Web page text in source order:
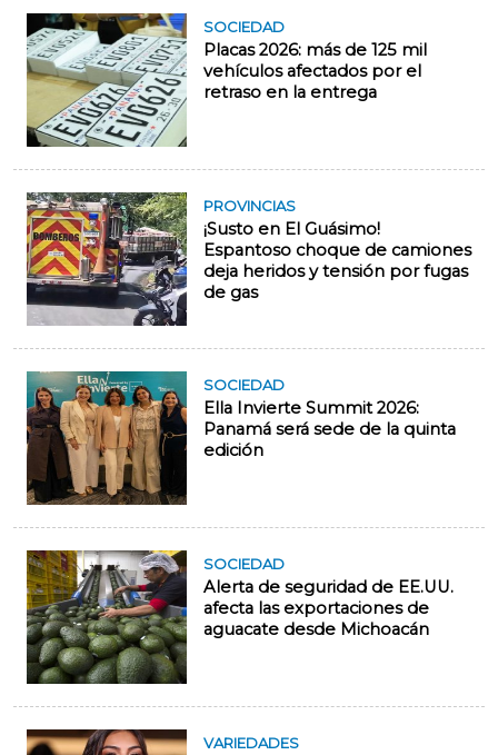
SOCIEDAD
Placas 2026: más de 125 mil
vehículos afectados por el
retraso en la entrega
PROVINCIAS
¡Susto en El Guásimo!
Espantoso choque de camiones
deja heridos y tensión por fugas
de gas
SOCIEDAD
Ella Invierte Summit 2026:
Panamá será sede de la quinta
edición
SOCIEDAD
Alerta de seguridad de EE.UU.
afecta las exportaciones de
aguacate desde Michoacán
VARIEDADES